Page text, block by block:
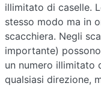
illimitato di caselle.
stesso modo ma in
scacchiera. Negli
importante)
un numero illimitato
qualsiasi direzione,